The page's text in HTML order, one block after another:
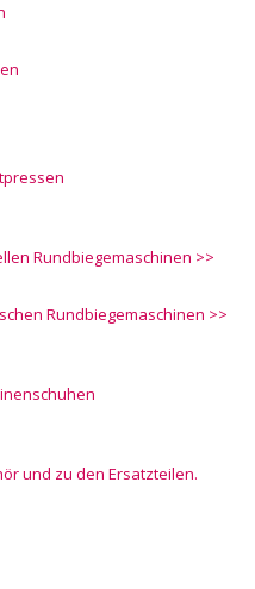
Rundbiegemaschinen >>
Rundbiegemaschinen >>
und zu den Ersatzteilen.